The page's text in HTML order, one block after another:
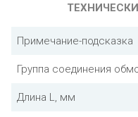
Примечание-подсказка
Группа соединения
Длина L, мм